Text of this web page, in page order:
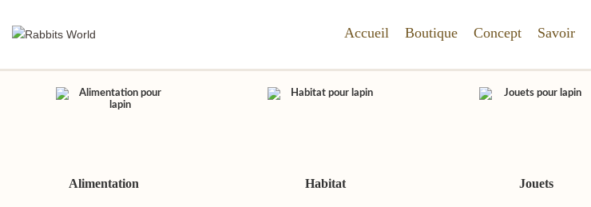
Accueil Boutique Concept Savoir
Alimentation Habitat Jouets